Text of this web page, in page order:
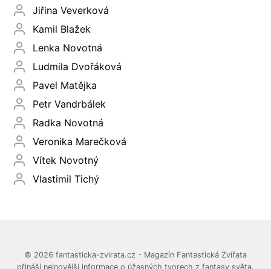
Jiřina Veverková
Kamil Blažek
Lenka Novotná
Ludmila Dvořáková
Pavel Matějka
Petr Vandrbálek
Radka Novotná
Veronika Marečková
Vítek Novotný
Vlastimil Tichý
© 2026 fantasticka-zvirata.cz - Magazín Fantastická Zvířata
přináší nejnovější informace o úžasných tvorech z fantasy světa.